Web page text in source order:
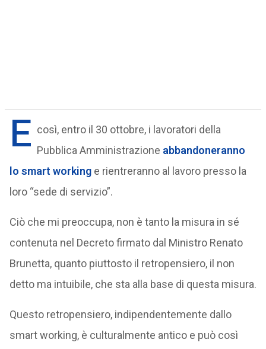
E così, entro il 30 ottobre, i lavoratori della
Pubblica Amministrazione abbandoneranno
lo smart working e rientreranno al lavoro presso la
loro “sede di servizio”.
Ciò che mi preoccupa, non è tanto la misura in sé
contenuta nel Decreto firmato dal Ministro Renato
Brunetta, quanto piuttosto il retropensiero, il non
detto ma intuibile, che sta alla base di questa misura.
Questo retropensiero, indipendentemente dallo
smart working, è culturalmente antico e può così